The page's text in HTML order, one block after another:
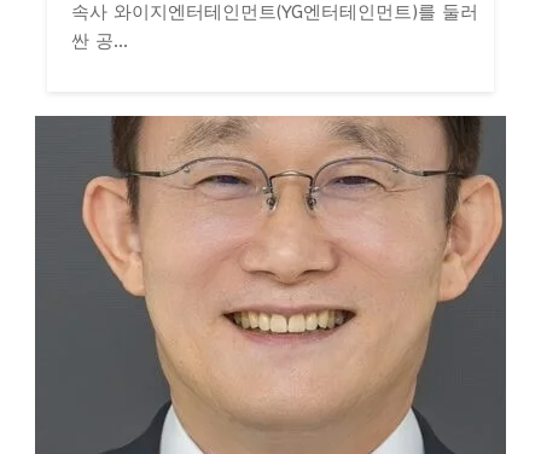
속사 와이지엔터테인먼트(YG엔터테인먼트)를 둘러
싼 공...